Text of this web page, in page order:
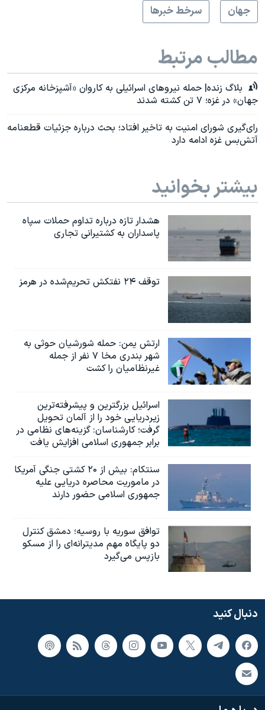
جهان
سرخط خبرها
مطالب مرتبط
بلاگ زنده| حمله نیروهای اسرائیلی به کاروان «آشپزخانه مرکزی
جهان» در غزه؛ ۷ تن کشته شدند
رای‌گیری شورای امنیت به تاخیر افتاد؛ بحث درباره جزئیات قطعنامه
آتش‌بس غزه ادامه دارد
بیشتر بخوانید
هشدار تازه درباره تداوم حملات سپاه
پاسداران به کشتیرانی تجاری
توقف ۲۴ نفتکش تحریم‌شده در هرمز
ارتش یمن: حمله شورشیان حوثی به
شهر بندری مخا ۷ نفر از جمله
غیرنظامیان را کشت
اسرائيل بزرگترین و پیشرفته‌ترین
زیردریایی خود را از آلمان تحویل
گرفت؛ کارشناسان: گزینه‌های نظامی در
برابر جمهوری اسلامی افزایش یافت
سنتکام: بیش از ۲۰ کشتی جنگی آمریکا
در ماموریت محاصره دریایی علیه
جمهوری اسلامی حضور دارند
توافق سوریه با روسیه؛ دمشق کنترل
دو پایگاه مهم مدیترانه‌ای را از مسکو
بازپس می‌گیرد
دنبال کنید